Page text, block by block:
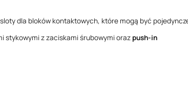
dla bloków kontaktowych, które mogą być
stykowymi z zaciskami śrubowymi oraz push-in